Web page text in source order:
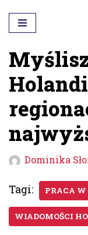
Przejdź
do
treści
Dominika
Tagi: PRACA
WIADOMOŚCI